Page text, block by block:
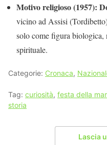
Motivo religioso (1957):
vicino ad Assisi
solo come figura biologica,
spirituale.
Categorie: Cronaca,
Tag: curiosità, festa della
storia
Lascia